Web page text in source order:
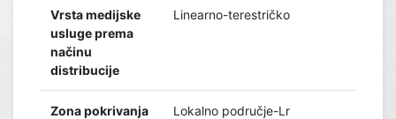
Vrsta medijske
usluge prema
načinu
distribucije
Linearno-terestričko
Zona pokrivanja
Lokalno područje-Lr